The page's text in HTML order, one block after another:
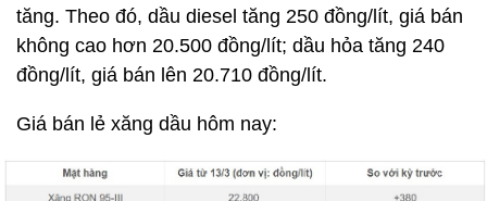
tăng. Theo đó, dầu diesel tăng 250 đồng/lít, giá bán
không cao hơn 20.500 đồng/lít; dầu hỏa tăng 240
đồng/lít, giá bán lên 20.710 đồng/lít.
Giá bán lẻ xăng dầu hôm nay: